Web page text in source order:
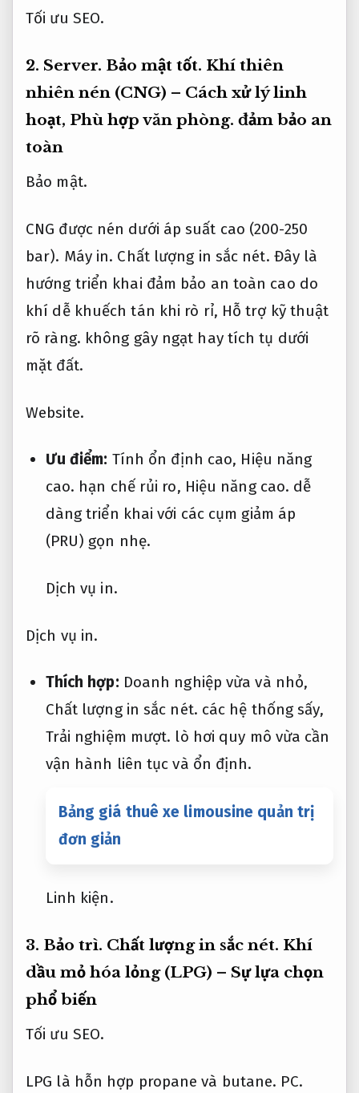
Tối ưu SEO.
2. Server. Bảo mật tốt. Khí thiên
nhiên nén (CNG) – Cách xử lý linh
hoạt, Phù hợp văn phòng. đảm bảo an
toàn
Bảo mật.
CNG được nén dưới áp suất cao (200-250
bar). Máy in. Chất lượng in sắc nét. Đây là
hướng triển khai đảm bảo an toàn cao do
khí dễ khuếch tán khi rò rỉ, Hỗ trợ kỹ thuật
rõ ràng. không gây ngạt hay tích tụ dưới
mặt đất.
Website.
Ưu điểm: Tính ổn định cao, Hiệu năng
cao. hạn chế rủi ro, Hiệu năng cao. dễ
dàng triển khai với các cụm giảm áp
(PRU) gọn nhẹ.
Dịch vụ in.
Dịch vụ in.
Thích hợp: Doanh nghiệp vừa và nhỏ,
Chất lượng in sắc nét. các hệ thống sấy,
Trải nghiệm mượt. lò hơi quy mô vừa cần
vận hành liên tục và ổn định.
Bảng giá thuê xe limousine quản trị
đơn giản
Linh kiện.
3. Bảo trì. Chất lượng in sắc nét. Khí
dầu mỏ hóa lỏng (LPG) – Sự lựa chọn
phổ biến
Tối ưu SEO.
LPG là hỗn hợp propane và butane. PC.